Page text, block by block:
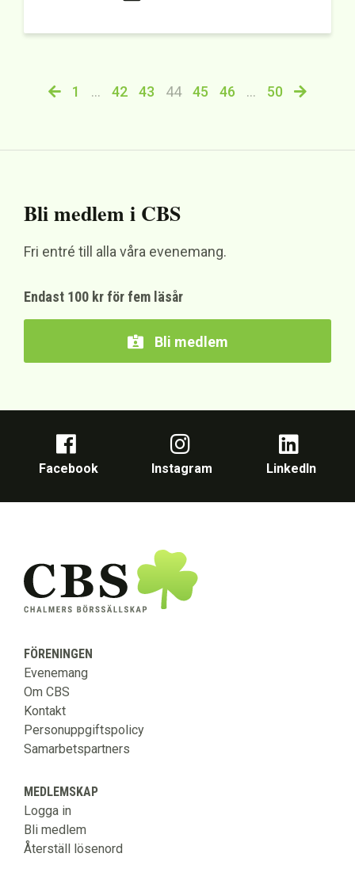
1 … 42 43 44 45 46 … 50
Bli medlem i CBS
Fri entré till alla våra evenemang.
Endast 100 kr för fem läsår
Bli medlem
Facebook Instagram LinkedIn
FÖRENINGEN
Evenemang
Om CBS
Kontakt
Personuppgiftspolicy
Samarbetspartners
MEDLEMSKAP
Logga in
Bli medlem
Återställ lösenord